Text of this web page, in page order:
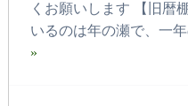
くお願いします 【旧
いるのは年の瀬で、一
»